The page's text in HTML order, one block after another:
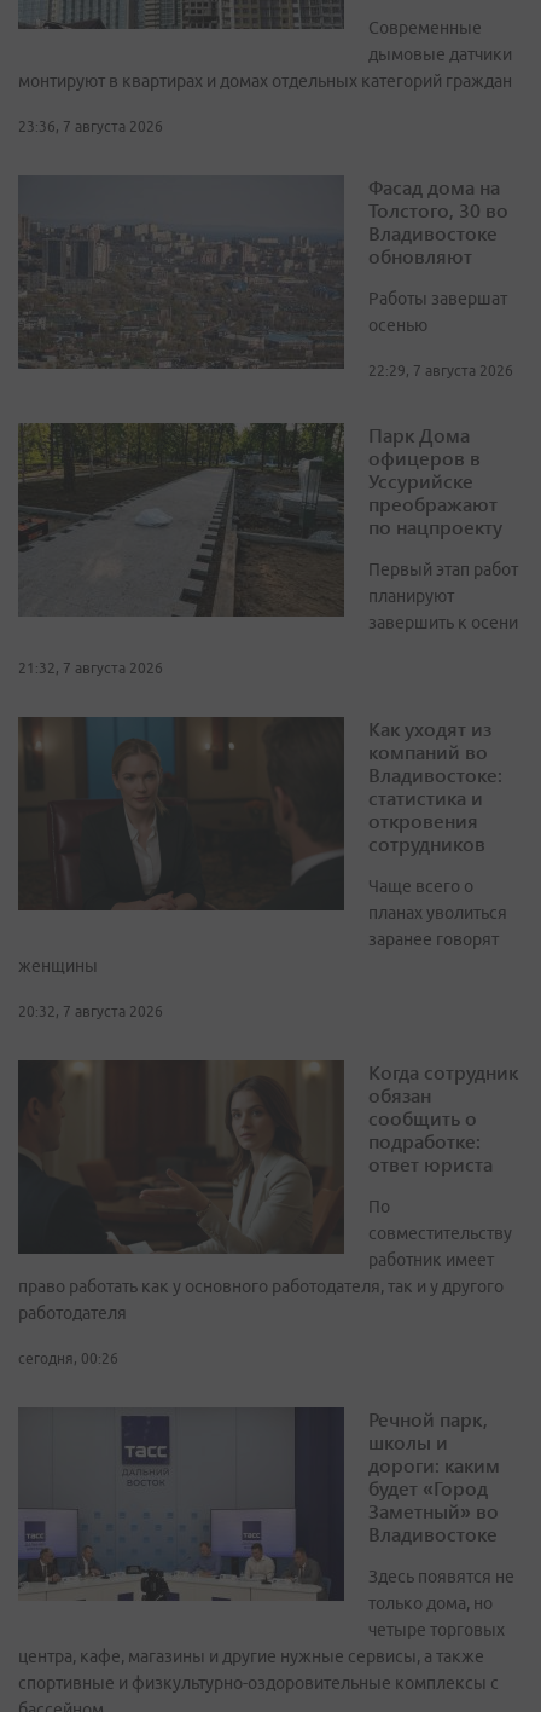
Современные
дымовые датчики
монтируют в квартирах и домах отдельных категорий граждан
23:36, 7 августа 2026
Фасад дома на
Толстого, 30 во
Владивостоке
обновляют
Работы завершат
осенью
22:29, 7 августа 2026
Парк Дома
офицеров в
Уссурийске
преображают
по нацпроекту
Первый этап работ
планируют
завершить к осени
21:32, 7 августа 2026
Как уходят из
компаний во
Владивостоке:
статистика и
откровения
сотрудников
Чаще всего о
планах уволиться
заранее говорят
женщины
20:32, 7 августа 2026
Когда сотрудник
обязан
сообщить о
подработке:
ответ юриста
По
совместительству
работник имеет
право работать как у основного работодателя, так и у другого
работодателя
сегодня, 00:26
Речной парк,
школы и
дороги: каким
будет «Город
Заметный» во
Владивостоке
Здесь появятся не
только дома, но
четыре торговых
центра, кафе, магазины и другие нужные сервисы, а также
спортивные и физкультурно-оздоровительные комплексы с